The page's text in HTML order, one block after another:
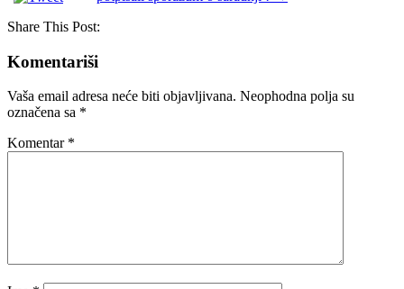
Share This Post:
Komentariši
Vaša email adresa neće biti objavljivana. Neophodna polja su
označena sa *
Komentar *